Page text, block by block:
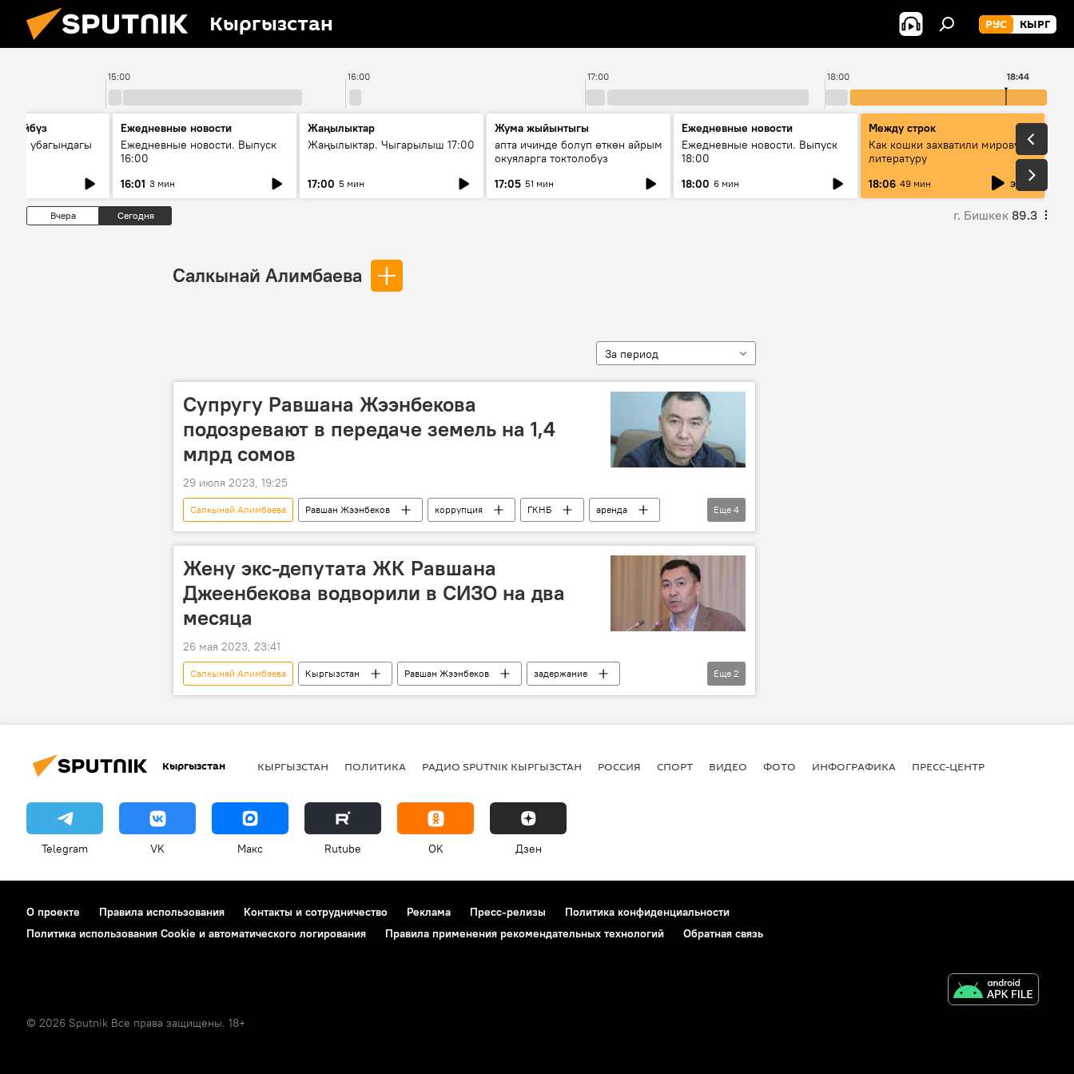
Кыргызстан РУС КЫРГ
15:00 16:00 17:00 18:00 18:44
өз убагындагы
Ежедневные новости
Ежедневные новости. Выпуск
16:00
16:01 3 мин
Жаңылыктар
Жаңылыктар. Чыгарылыш 17:00
17:00 5 мин
Жума жыйынтыгы
апта ичинде болуп өткөн айрым
окуяларга токтолобуз
17:05 51 мин
Ежедневные новости
Ежедневные новости. Выпуск
18:00
18:00 6 мин
Между строк
Как кошки захватили мировую
литературу
18:06 49 мин эфир
Вчера Сегодня г. Бишкек 89.3
Салкынай Алимбаева
За период
Супругу Равшана Жээнбекова
подозревают в передаче земель на 1,4
млрд сомов
29 июля 2023, 19:25
Салкынай Алимбаева Равшан Жээнбеков коррупция ГКНБ
аренда
земельный участок
Бишкек супруга Кыргызстан
Еще 4
Жену экс-депутата ЖК Равшана
Джеенбекова водворили в СИЗО на два
месяца
26 мая 2023, 23:41
Салкынай Алимбаева Кыргызстан Равшан Жээнбеков
задержание
мера пресечения
СИЗО
Еще 2
Кыргызстан КЫРГЫЗСТАН ПОЛИТИКА РАДИО SPUTNIK КЫРГЫЗСТАН РОССИЯ СПОРТ ВИДЕО ФОТО ИНФОГРАФИКА ПРЕСС-ЦЕНТР
Telegram VK Макс Rutube OK Дзен
О проекте Правила использования Контакты и сотрудничество Реклама Пресс-релизы
Политика конфиденциальности
Политика использования Cookie и автоматического логирования
Правила применения рекомендательных технологий Обратная связь
© 2026 Sputnik Все права защищены. 18+